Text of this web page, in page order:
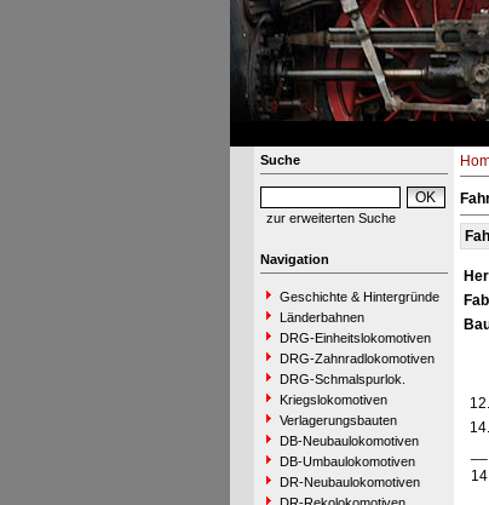
Suche
zur erweiterten Suche
Navigation
Geschichte & Hintergründe
Länderbahnen
DRG-Einheitslokomotiven
DRG-Zahnradlokomotiven
DRG-Schmalspurlok.
Kriegslokomotiven
Verlagerungsbauten
DB-Neubaulokomotiven
DB-Umbaulokomotiven
DR-Neubaulokomotiven